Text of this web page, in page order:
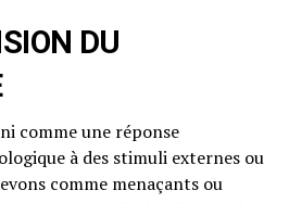
DU
comme une réponse
à des stimuli externes ou
comme menaçants ou